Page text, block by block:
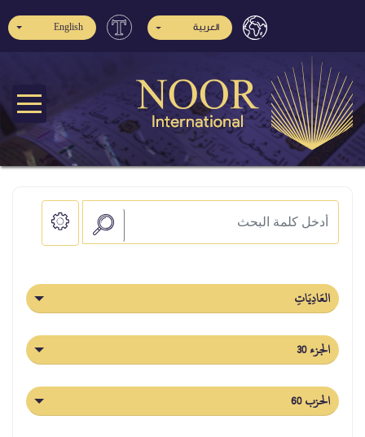
العربية English
العَادِيَاتِ
الجزء 30
الحزب 60